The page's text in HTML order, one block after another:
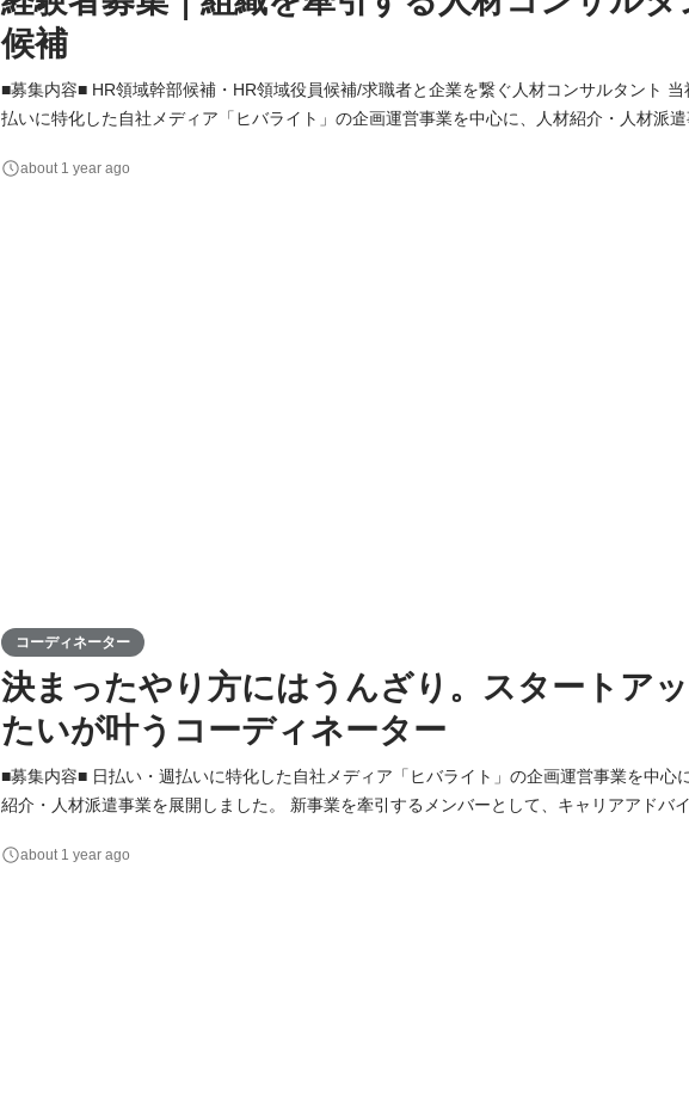
候補
■募集内容■ HR領域幹部候補・HR領域役員候補/求職者と企業を繋ぐ人材コンサルタント 当社では、日払い・週
払いに特化した自社メディア「ヒバライト」の企画運営事業を中心に、人材紹介・人材派遣
ーのマネジメント ・メディアの選定 ・営業/管理/請求業務(新規・既存) ・オフィスワーク
about 1 year ago
コーディネーター
決まったやり方にはうんざり。スタートア
たいが叶うコーディネーター
■募集内容■ 日払い・週払いに特化した自社メディア「ヒバライト」の企画運営事業を中心
紹介・人材派遣事業を展開しました。 新事業を牽引するメンバーとして、キャリアアドバ
の調整 ・雇用契約書の作成や入社時の説明 ・就業後フォロー ・勤怠管理（シフトの改修、
about 1 year ago